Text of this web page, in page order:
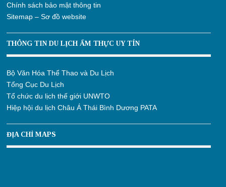
Chính sách bảo mật thông tin
Sitemap – Sơ đồ website
THÔNG TIN DU LỊCH ẨM THỰC UY TÍN
Bộ Văn Hóa Thể Thao và Du Lịch
Tổng Cục Du Lịch
Tổ chức du lịch thế giới UNWTO
Hiệp hội du lịch Châu Á Thái Bình Dương PATA
ĐỊA CHỈ MAPS